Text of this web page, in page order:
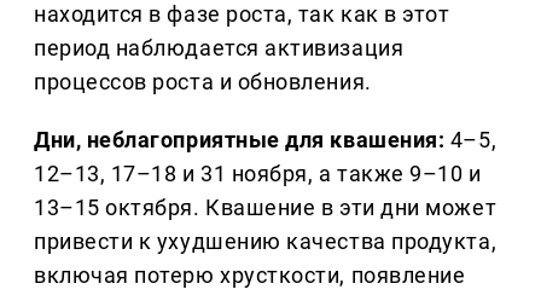
находится в фазе роста, так как в этот
период наблюдается активизация
процессов роста и обновления.
Дни, неблагоприятные для квашения: 4–5,
12–13, 17–18 и 31 ноября, а также 9–10 и
13–15 октября. Квашение в эти дни может
привести к ухудшению качества продукта,
включая потерю хрусткости, появление